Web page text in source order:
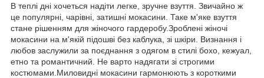
В теплі дні хочеться надіти легке, зручне взуття. Звичайно ж
це популярні, чарівні, затишні мокасини. Таке м'яке взуття
стане рішенням для жіночого гардеробу.Зроблені жіночі
мокасини на м'якій підошві без каблука, зі шкіри. Визнання і
любов заслужили за поєднання з одягом в стилі бохо, кежуал,
етно та романтичний. Не варто надягати зі строгими
костюмами.Миловидні мокасини гармонюють з короткими